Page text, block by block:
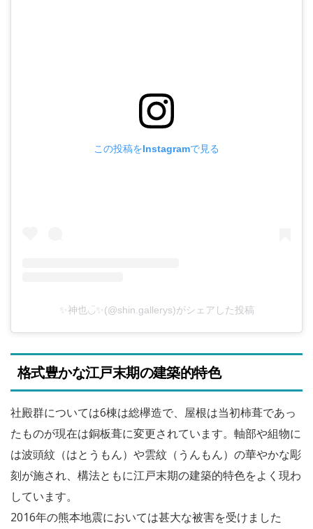
この投稿をInstagramで見る
✨神也◡̈✨(@shin.gallerys)がシェアした投稿
格式豊かな江戸末期の建築的特色
社殿群については6棟は総欅造で、屋根は当初柿葺であっ
たものが現在は銅板葺に変更されています。軸部や組物に
は波頭紋（はとうもん）や雲紋（うんもん）の華やかな彫
刻が施され、構法ともに江戸末期の建築的特色をよく現わ
しています。
2016年の熊本地震においては甚大な被害を受けました